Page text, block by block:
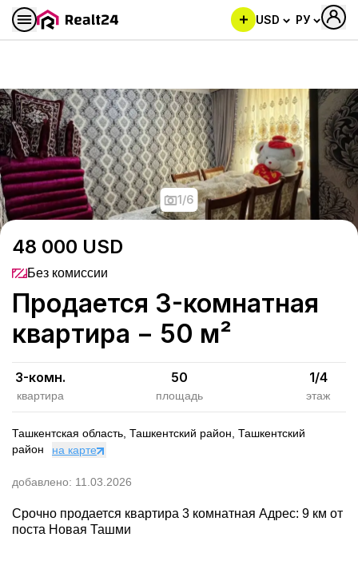
USD РУ
Продается 3-комнатная
1/6
48 000 USD
Без комиссии
Продается 3-комнатная
квартира − 50 м²
3-комн.
квартира
50
площадь
1/4
этаж
Ташкентская область, Ташкентский район, Ташкентский
район
на карте
добавлено: 11.03.2026
Срочно продается квартира 3 комнатная Адрес: 9 км от
поста Новая Ташми